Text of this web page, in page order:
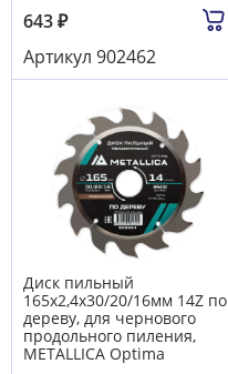
643₽
Артикул 902462
Диск пильный
165х2,4х30/20/16мм 14Z по
дереву, для чернового
продольного пиления,
METALLICA Optima